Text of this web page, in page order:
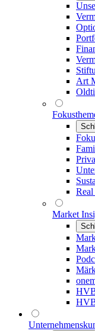
Art
Market